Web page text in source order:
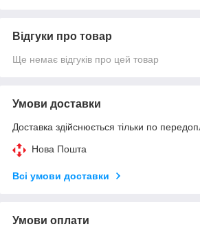
Відгуки про товар
Ще немає відгуків про цей товар
Умови доставки
Доставка здійснюється тільки по
Нова Пошта
Всі умови доставки
Умови оплати